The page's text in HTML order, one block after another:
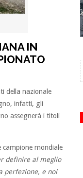
IN
della nazionale
infatti, gli
assegnerà i titoli
mondiale
definire al meglio
perfezione, e noi